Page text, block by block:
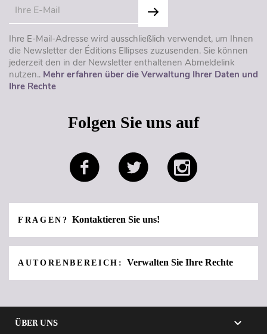
Ihre E-Mail-Adresse wird ausschließlich verwendet, um Ihnen
die Newsletter der Éditions Ellipses zuzusenden. Sie können
jederzeit den in der Newsletter enthaltenen Abmeldelink
nutzen.. Mehr erfahren über die Verwaltung Ihrer Daten und
Ihre Rechte
Folgen Sie uns auf
FRAGEN?Kontaktieren Sie uns!
AUTORENBEREICH: Verwalten Sie Ihre Rechte
ÜBER UNS 